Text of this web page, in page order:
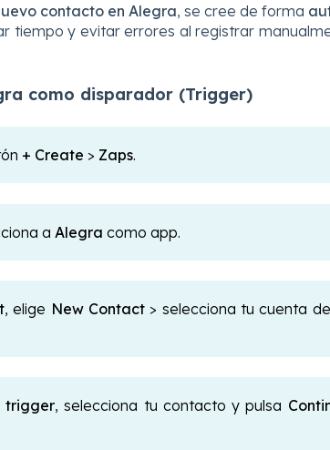
contacto en Alegra, se cree de forma
tiempo y evitar errores al registrar
como disparador (Trigger)
+ Create > Zaps.
a Alegra como app.
, elige New Contact > selecciona tu cuenta de
trigger, selecciona tu contacto y pulsa